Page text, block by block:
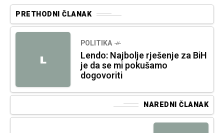
PRETHODNI ČLANAK
L
POLITIKA
Lendo: Najbolje rješenje za BiH
je da se mi pokušamo
dogovoriti
NAREDNI ČLANAK